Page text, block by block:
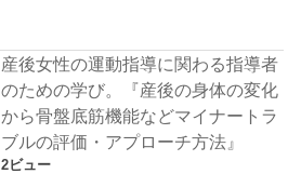
産後女性の運動指導に関わる指導者
のための学び。『産後の身体の変化
から骨盤底筋機能などマイナートラ
ブルの評価・アプローチ方法』
2ビュー